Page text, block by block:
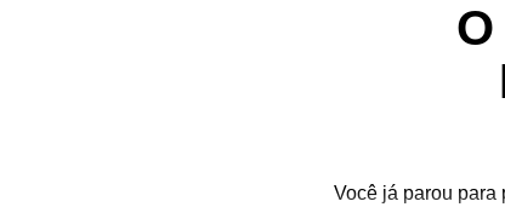
Você já parou para